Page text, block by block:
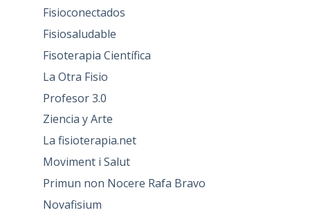
Fisioconectados
Fisiosaludable
Fisoterapia Científica
La Otra Fisio
Profesor 3.0
Ziencia y Arte
La fisioterapia.net
Moviment i Salut
Primun non Nocere Rafa Bravo
Novafisium